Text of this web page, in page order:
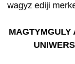
wagyz ediji